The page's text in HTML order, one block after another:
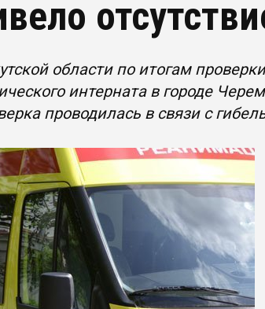
области по итогам
интерната в городе
проводилась в связи с